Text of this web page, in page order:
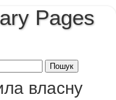
Pages
власну